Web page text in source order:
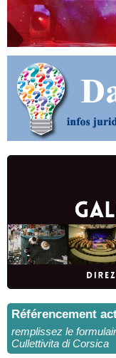
Référencement
remplissez le
Cullettivita di Corsica